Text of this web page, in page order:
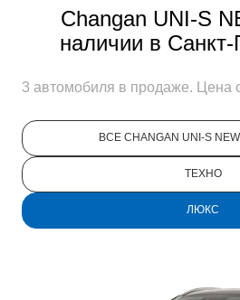
Changan UNI-S
наличии в Санкт-
3 автомобиля в продаже. Цена
ВСЕ CHANGAN UNI-S
ТЕХНО
ЛЮКС